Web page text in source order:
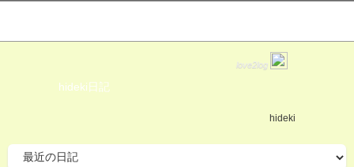
love2log
hideki日記
hideki